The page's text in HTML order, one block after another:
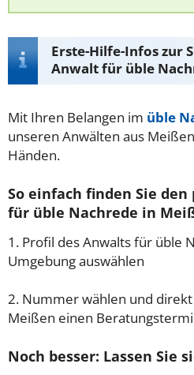
Erste-Hilfe-Infos zur
Anwalt für üble
Mit Ihren Belangen im üble
unseren Anwälten aus
Händen.
So einfach finden Sie
für üble Nachrede in
1. Profil des Anwalts für üble
Umgebung auswählen
2. Nummer wählen und
Meißen einen
Noch besser: Lassen Sie